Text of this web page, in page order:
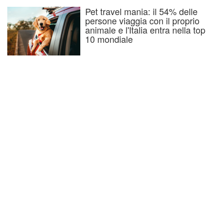
Pet travel mania: il 54% delle
persone viaggia con il proprio
animale e l'Italia entra nella top
10 mondiale